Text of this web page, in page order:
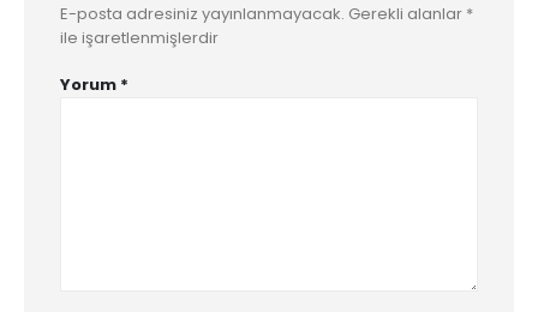
E-posta adresiniz yayınlanmayacak. Gerekli alanlar *
ile işaretlenmişlerdir
Yorum *